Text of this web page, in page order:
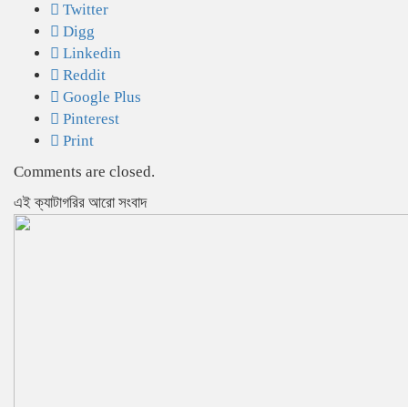
Twitter
Digg
Linkedin
Reddit
Google Plus
Pinterest
Print
Comments are closed.
‍এই ক্যাটাগরির ‍আরো সংবাদ